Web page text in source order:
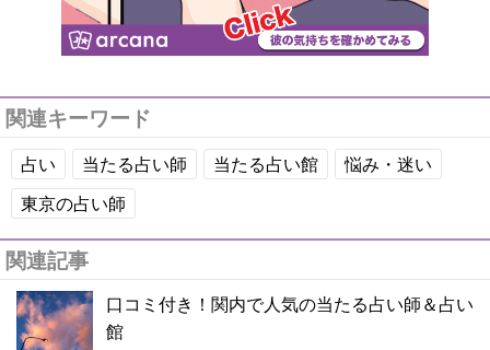
関連キーワード
占い 当たる占い師 当たる占い館
悩み・迷い
東京の占い師
関連記事
口コミ付き！関内で人気の当たる占い師＆占い
館